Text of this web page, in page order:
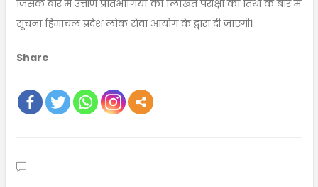
जिसके बारे में उत्तीर्ण प्रतिभागियों को लिखित परीक्षा की तिथी के बारे में
सूचना हिमाचल प्रदेश लोक सेवा आयोग के द्वारा दी जाएगी।
Share